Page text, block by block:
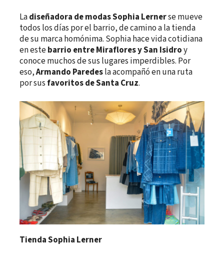
Ladiseñadora de modas Sophia Lernerse mueve
todos los días por el barrio, de camino a la tienda
de su marca homónima. Sophia hace vida cotidiana
en estebarrio entre Miraflores y San Isidroy
conoce muchos de sus lugares imperdibles. Por
eso,Armando Paredesla acompañó en una ruta
por sus favoritos de Santa Cruz.
Tienda Sophia Lerner